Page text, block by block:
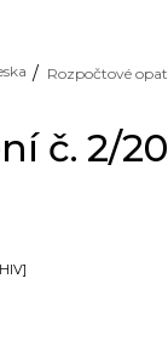
č. 2/